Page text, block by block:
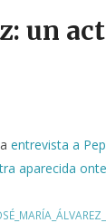
un
entrevista a
aparecida